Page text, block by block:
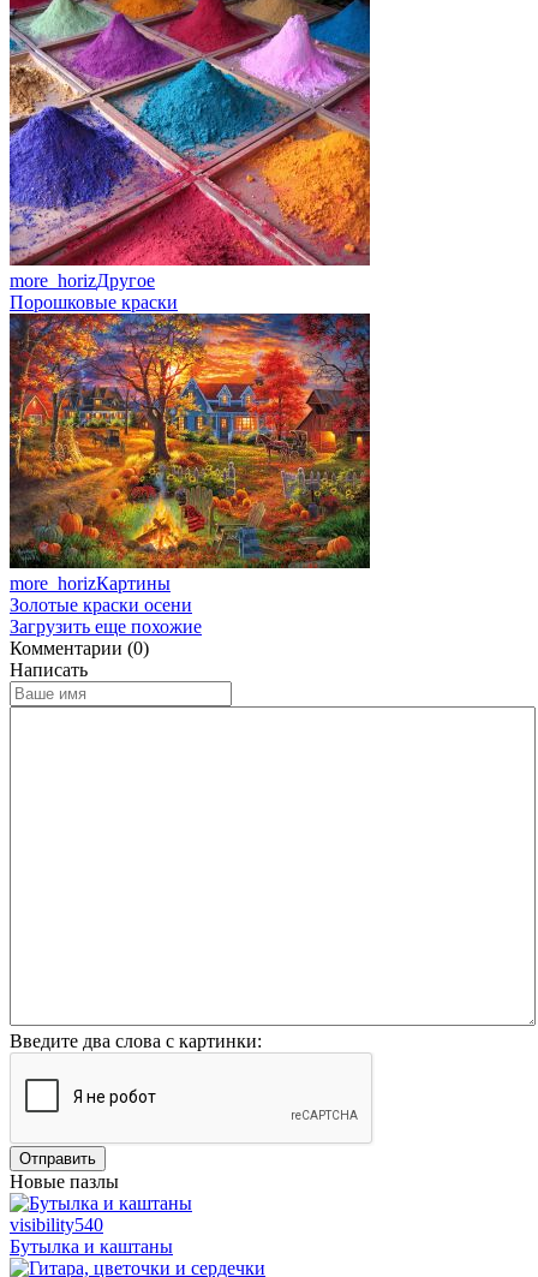
more_horizДругое
Порошковые краски
more_horizКартины
Золотые краски осени
Загрузить еще похожие
Комментарии (0)
Написать
Введите два слова с картинки:
Отправить
Новые пазлы
visibility540
Бутылка и каштаны